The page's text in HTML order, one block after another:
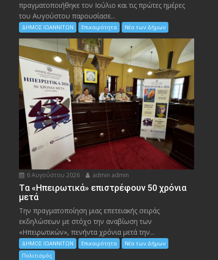
πραγματοποιήθηκε τον Ιούλιο και τις πρώτες ημέρες
του Αυγούστου παρουσίασε...
ΔΗΜΟΣ ΙΩΑΝΝΙΤΩΝ Επικαιρότητα Νέα των Δήμων
6 Αυγούστου 2026 admin admin
Tα «Ηπειρωτικά» επιστρέφουν 50 χρόνια
μετά
Την πραγματοποίηση μιας επετειακής σειράς
εκδηλώσεων με στόχο την αναβίωση των
«Ηπειρωτικών», πενήντα χρόνια μετά την...
ΔΗΜΟΣ ΙΩΑΝΝΙΤΩΝ Επικαιρότητα
Νέα των Δήμων
Πολιτισμός